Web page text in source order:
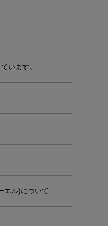
います。
エル)について